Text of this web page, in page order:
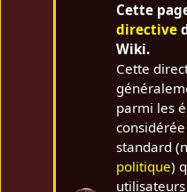
Cette
directive
Wiki.
Cette
parmi les
standard
politique)